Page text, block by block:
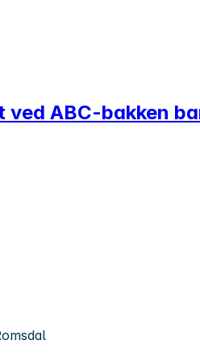
ved ABC-bakken